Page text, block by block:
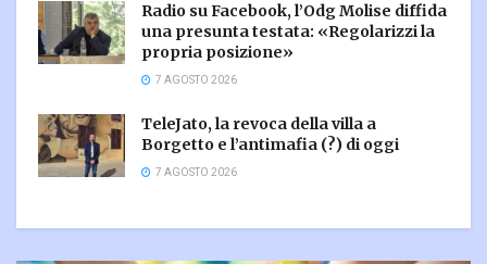
Radio su Facebook, l’Odg Molise diffida
una presunta testata: «Regolarizzi la
propria posizione»
7 AGOSTO 2026
TeleJato, la revoca della villa a
Borgetto e l’antimafia (?) di oggi
7 AGOSTO 2026